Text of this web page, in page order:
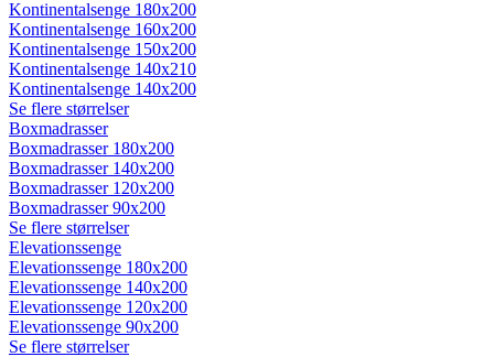
Kontinentalsenge 180x200
Kontinentalsenge 160x200
Kontinentalsenge 150x200
Kontinentalsenge 140x210
Kontinentalsenge 140x200
Se flere størrelser
Boxmadrasser
Boxmadrasser 180x200
Boxmadrasser 140x200
Boxmadrasser 120x200
Boxmadrasser 90x200
Se flere størrelser
Elevationssenge
Elevationssenge 180x200
Elevationssenge 140x200
Elevationssenge 120x200
Elevationssenge 90x200
Se flere størrelser